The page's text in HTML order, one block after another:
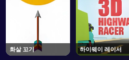
화살 꼬기 하이웨이 레이서